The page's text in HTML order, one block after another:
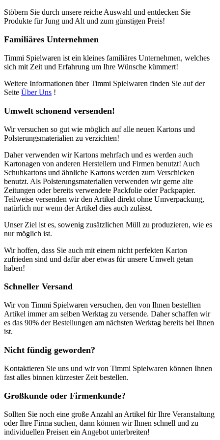
Stöbern Sie durch unsere reiche Auswahl und entdecken Sie
Produkte für Jung und Alt und zum günstigen Preis!
Familiäres Unternehmen
Timmi Spielwaren ist ein kleines familiäres Unternehmen, welches
sich mit Zeit und Erfahrung um Ihre Wünsche kümmert!
Weitere Informationen über Timmi Spielwaren finden Sie auf der
Seite Über Uns !
Umwelt schonend versenden!
Wir versuchen so gut wie möglich auf alle neuen Kartons und
Polsterungsmaterialien zu verzichten!
Daher verwenden wir Kartons mehrfach und es werden auch
Kartonagen von anderen Herstellern und Firmen benutzt! Auch
Schuhkartons und ähnliche Kartons werden zum Verschicken
benutzt. Als Polsterungsmaterialien verwenden wir gerne alte
Zeitungen oder bereits verwendete Packfolie oder Packpapier.
Teilweise versenden wir den Artikel direkt ohne Umverpackung,
natürlich nur wenn der Artikel dies auch zulässt.
Unser Ziel ist es, sowenig zusätzlichen Müll zu produzieren, wie es
nur möglich ist.
Wir hoffen, dass Sie auch mit einem nicht perfekten Karton
zufrieden sind und dafür aber etwas für unsere Umwelt getan
haben!
Schneller Versand
Wir von Timmi Spielwaren versuchen, den von Ihnen bestellten
Artikel immer am selben Werktag zu versende. Daher schaffen wir
es das 90% der Bestellungen am nächsten Werktag bereits bei Ihnen
ist.
Nicht fündig geworden?
Kontaktieren Sie uns und wir von Timmi Spielwaren können Ihnen
fast alles binnen kürzester Zeit bestellen.
Großkunde oder Firmenkunde?
Sollten Sie noch eine große Anzahl an Artikel für Ihre Veranstaltung
oder Ihre Firma suchen, dann können wir Ihnen schnell und zu
individuellen Preisen ein Angebot unterbreiten!